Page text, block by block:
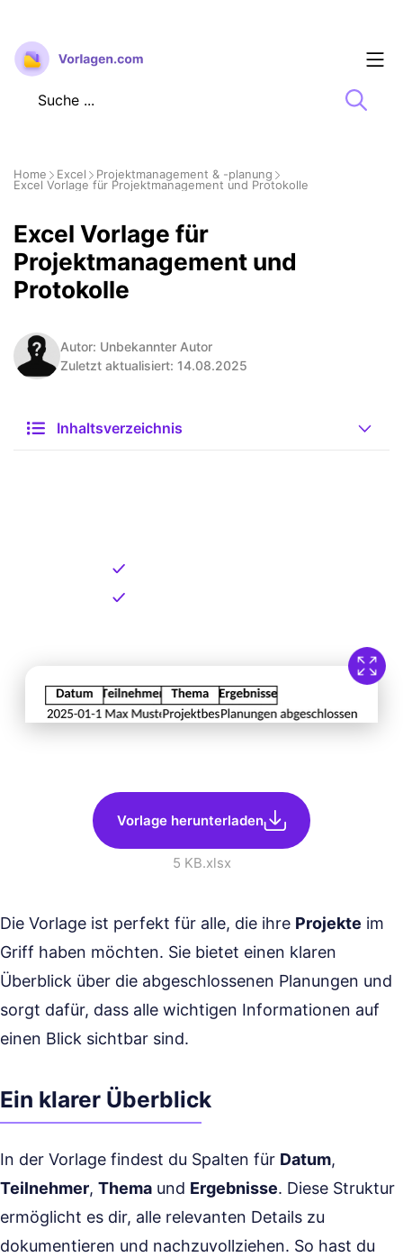
Zum
Inhalt
springen
Home Excel
Projektmanagement & -planung
Excel Vorlage für Projektmanagement und Protokolle
Excel Vorlage für
Projektmanagement und
Protokolle
Autor: Unbekannter Autor
Zuletzt aktualisiert: 14.08.2025
Inhaltsverzeichnis
Vorlage herunterladen
5 KB.xlsx
Die Vorlage ist perfekt für alle, die ihre Projekte im
Griff haben möchten. Sie bietet einen klaren
Überblick über die abgeschlossenen Planungen und
sorgt dafür, dass alle wichtigen Informationen auf
einen Blick sichtbar sind.
Ein klarer Überblick
In der Vorlage findest du Spalten für Datum,
Teilnehmer, Thema und Ergebnisse. Diese Struktur
ermöglicht es dir, alle relevanten Details zu
dokumentieren und nachzuvollziehen. So hast du